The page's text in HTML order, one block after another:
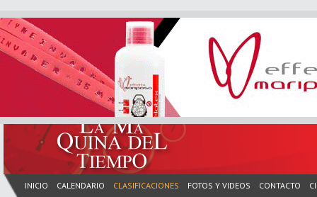
INICIO CALENDARIO CLASIFICACIONES FOTOS Y VIDEOS CONTACTO